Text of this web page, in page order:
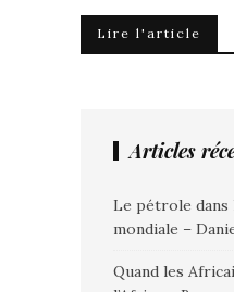
Lire l'article
Articles
Le pétrole dans
mondiale –
Quand les